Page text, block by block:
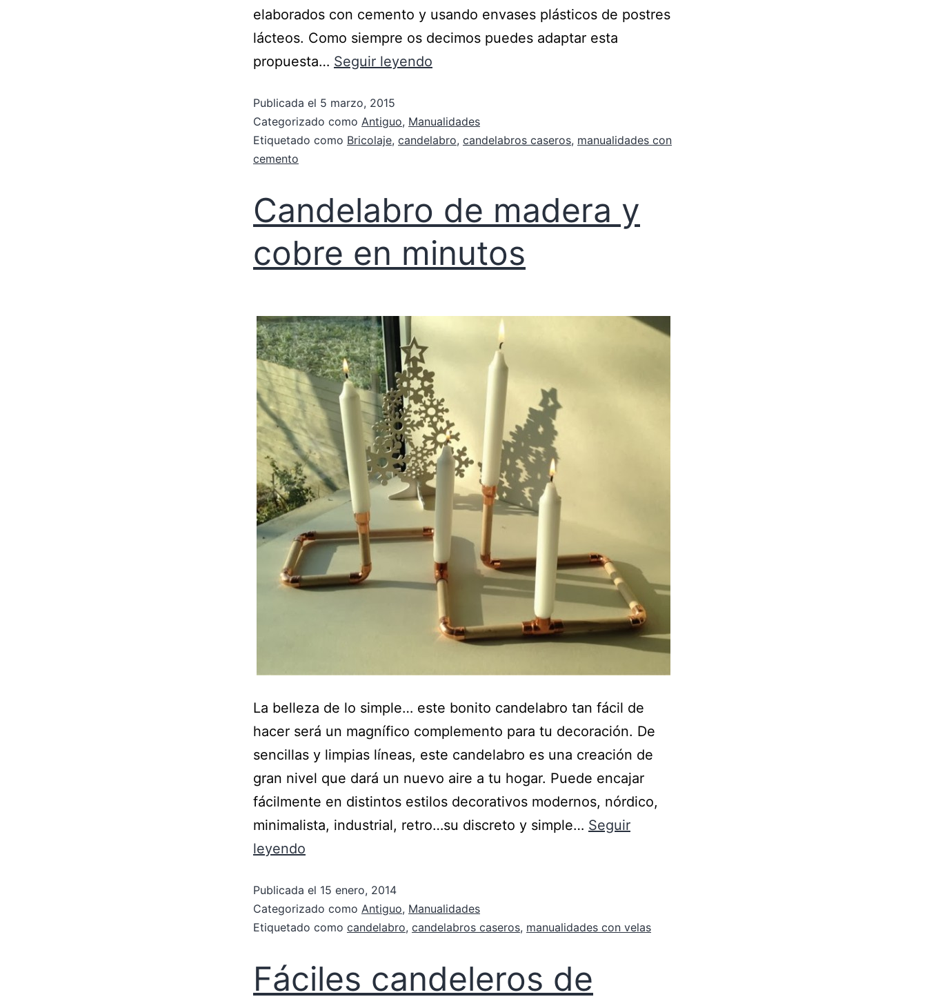
elaborados con cemento y usando envases plásticos de postres
lácteos. Como siempre os decimos puedes adaptar esta
propuesta… Seguir leyendo
Publicada el 5 marzo, 2015
Categorizado como Antiguo, Manualidades
Etiquetado como Bricolaje, candelabro, candelabros caseros, manualidades con
cemento
Candelabro de madera y
cobre en minutos
La belleza de lo simple… este bonito candelabro tan fácil de
hacer será un magnífico complemento para tu decoración. De
sencillas y limpias líneas, este candelabro es una creación de
gran nivel que dará un nuevo aire a tu hogar. Puede encajar
fácilmente en distintos estilos decorativos modernos, nórdico,
minimalista, industrial, retro…su discreto y simple… Seguir
leyendo
Publicada el 15 enero, 2014
Categorizado como Antiguo, Manualidades
Etiquetado como candelabro, candelabros caseros, manualidades con velas
Fáciles candeleros de